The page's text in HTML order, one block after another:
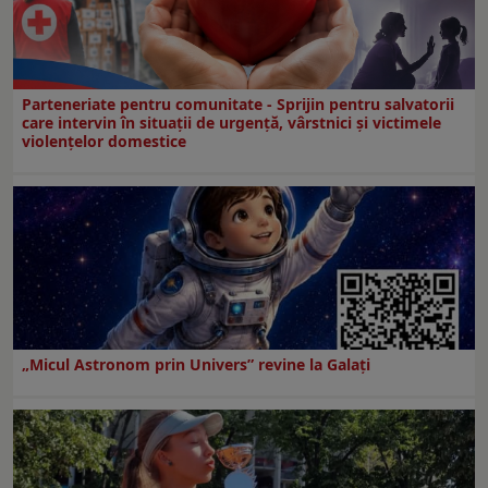
Parteneriate pentru comunitate - Sprijin pentru salvatorii
care intervin în situații de urgență, vârstnici și victimele
violențelor domestice
„Micul Astronom prin Univers” revine la Galați